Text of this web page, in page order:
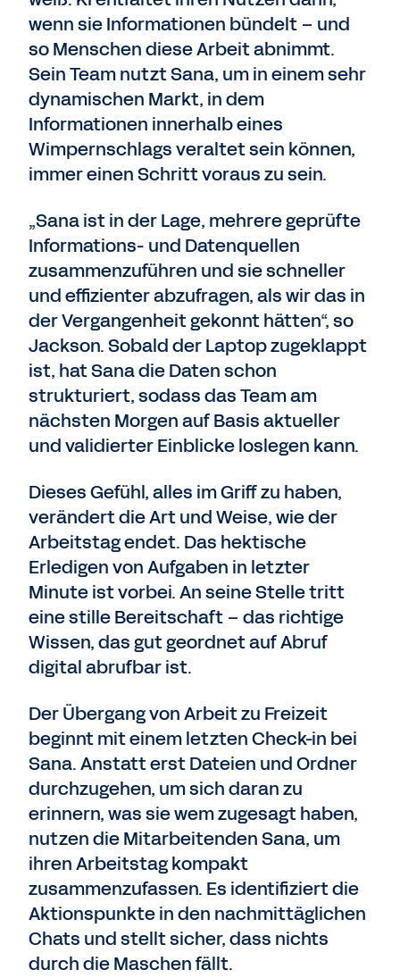
wenn sie Informationen bündelt – und
so Menschen diese Arbeit abnimmt.
Sein Team nutzt Sana, um in einem sehr
dynamischen Markt, in dem
Informationen innerhalb eines
Wimpernschlags veraltet sein können,
immer einen Schritt voraus zu sein.
„Sana ist in der Lage, mehrere geprüfte
Informations- und Datenquellen
zusammenzuführen und sie schneller
und effizienter abzufragen, als wir das in
der Vergangenheit gekonnt hätten“, so
Jackson. Sobald der Laptop zugeklappt
ist, hat Sana die Daten schon
strukturiert, sodass das Team am
nächsten Morgen auf Basis aktueller
und validierter Einblicke loslegen kann.
Dieses Gefühl, alles im Griff zu haben,
verändert die Art und Weise, wie der
Arbeitstag endet. Das hektische
Erledigen von Aufgaben in letzter
Minute ist vorbei. An seine Stelle tritt
eine stille Bereitschaft – das richtige
Wissen, das gut geordnet auf Abruf
digital abrufbar ist.
Der Übergang von Arbeit zu Freizeit
beginnt mit einem letzten Check-in bei
Sana. Anstatt erst Dateien und Ordner
durchzugehen, um sich daran zu
erinnern, was sie wem zugesagt haben,
nutzen die Mitarbeitenden Sana, um
ihren Arbeitstag kompakt
zusammenzufassen. Es identifiziert die
Aktionspunkte in den nachmittäglichen
Chats und stellt sicher, dass nichts
durch die Maschen fällt.